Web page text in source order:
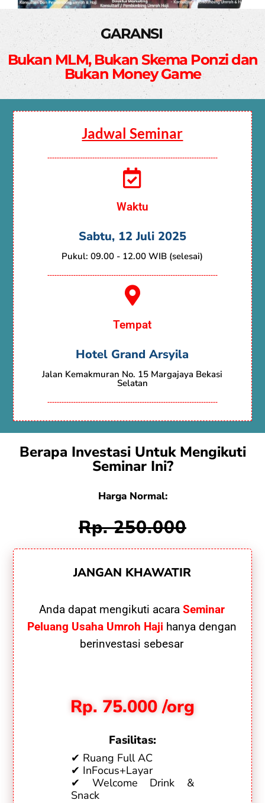
GARANSI
Bukan MLM, Bukan Skema Ponzi dan
Bukan Money Game
Jadwal Seminar
------------------------------------------------------------------------
Waktu
Sabtu, 12 Juli 2025
Pukul: 09.00 - 12.00 WIB (selesai)
------------------------------------------------------------------------
Tempat
Hotel Grand Arsyila
Jalan Kemakmuran No. 15 Margajaya Bekasi
Selatan
------------------------------------------------------------------------
Berapa Investasi Untuk Mengikuti
Seminar Ini?
Harga Normal:
Rp. 250.000
JANGAN KHAWATIR
Anda dapat mengikuti acara Seminar
Peluang Usaha Umroh Haji hanya dengan
berinvestasi sebesar
Rp. 75.000 /org
Fasilitas:
✔ Ruang Full AC
✔ InFocus+Layar
✔ Welcome Drink &
Snack